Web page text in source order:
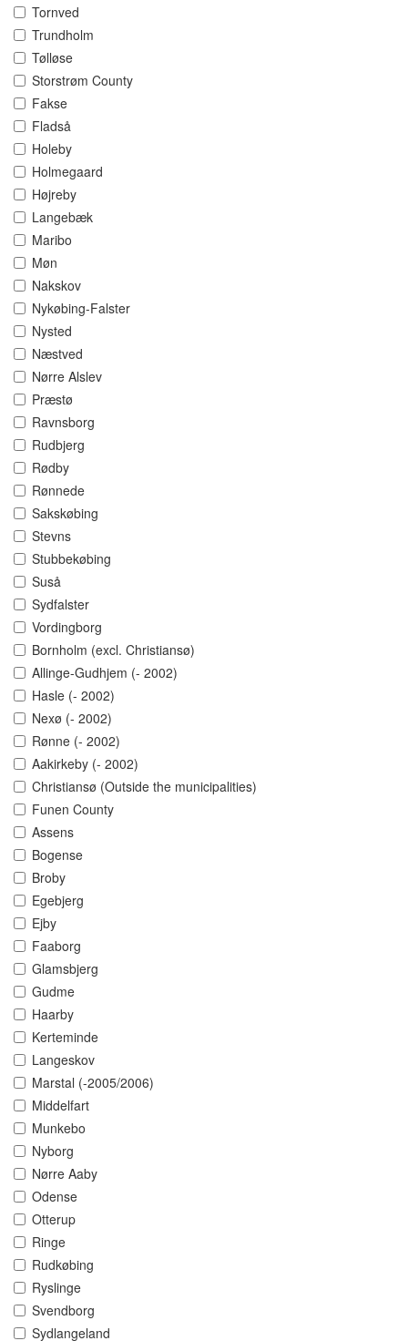
Tornved
Trundholm
Tølløse
Storstrøm County
Fakse
Fladså
Holeby
Holmegaard
Højreby
Langebæk
Maribo
Møn
Nakskov
Nykøbing-Falster
Nysted
Næstved
Nørre Alslev
Præstø
Ravnsborg
Rudbjerg
Rødby
Rønnede
Sakskøbing
Stevns
Stubbekøbing
Suså
Sydfalster
Vordingborg
Bornholm (excl. Christiansø)
Allinge-Gudhjem (- 2002)
Hasle (- 2002)
Nexø (- 2002)
Rønne (- 2002)
Aakirkeby (- 2002)
Christiansø (Outside the municipalities)
Funen County
Assens
Bogense
Broby
Egebjerg
Ejby
Faaborg
Glamsbjerg
Gudme
Haarby
Kerteminde
Langeskov
Marstal (-2005/2006)
Middelfart
Munkebo
Nyborg
Nørre Aaby
Odense
Otterup
Ringe
Rudkøbing
Ryslinge
Svendborg
Sydlangeland